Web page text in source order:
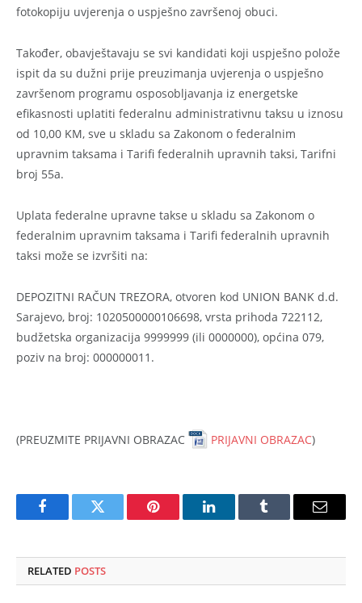
fotokopiju uvjerenja o uspješno završenoj obuci.
Također, obavještavaju se svi kandidati koji uspješno polože
ispit da su dužni prije preuzimanja uvjerenja o uspješno
završenom programu osposobljavanja iz energetske
efikasnosti uplatiti federalnu administrativnu taksu u iznosu
od 10,00 KM, sve u skladu sa Zakonom o federalnim
upravnim taksama i Tarifi federalnih upravnih taksi, Tarifni
broj 55a.
Uplata federalne upravne takse u skladu sa Zakonom o
federalnim upravnim taksama i Tarifi federalnih upravnih
taksi može se izvršiti na:
DEPOZITNI RAČUN TREZORA, otvoren kod UNION BANK d.d.
Sarajevo, broj: 1020500000106698, vrsta prihoda 722112,
budžetska organizacija 9999999 (ili 0000000), općina 079,
poziv na broj: 000000011.
(PREUZMITE PRIJAVNI OBRAZAC PRIJAVNI OBRAZAC)
FacebookTwitter Pinterest LinkedInTumblr Email
RELATED POSTS